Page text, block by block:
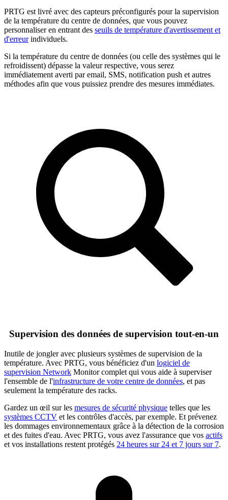
PRTG est livré avec des capteurs préconfigurés pour la supervision
de la température du centre de données, que vous pouvez
personnaliser en entrant des seuils de température d'avertissement et
d'erreurindividuels.
Si la température du centre de données (ou celle des systèmes qui le
refroidissent) dépasse la valeur respective, vous serez
immédiatement averti par email, SMS, notification push et autres
méthodes afin que vous puissiez prendre des mesures immédiates.
Supervision des données de supervision tout-en-un
Inutile de jongler avec plusieurs systèmes de supervision de la
température. Avec PRTG, vous bénéficiez d'un logiciel de
supervision Network Monitor complet qui vous aide à superviser
l'ensemble de l'infrastructure de votre centre de données, et pas
seulement la température des racks.
Gardez un œil sur les mesures de sécurité physique telles que les
systèmes CCTV et les contrôles d'accès, par exemple. Et prévenez
les dommages environnementaux grâce à la détection de la corrosion
et des fuites d'eau. Avec PRTG, vous avez l'assurance que vos actifs
et vos installations restent protégés 24 heures sur 24 et 7 jours sur 7.